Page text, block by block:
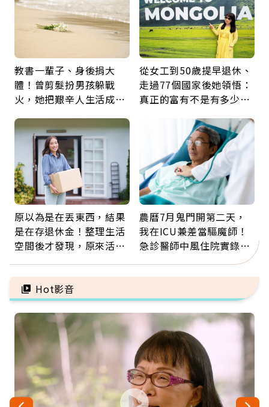
教書一輩子、身後捐大
體！曾剪髮扮男孩躲戰
火，她把艱辛人生活成風
福
從女工到50歲提早退休、
走過77個國家後她領悟：
真正的富有不是有多少
原以為是在丟東西，結果
是在存退休金！整理生活
空間後才發現，原來活得
農曆7月鬼門開第二天，
我在ICU兼差當驅魔師！
急診醫師中風住院實錄：
Hot影音